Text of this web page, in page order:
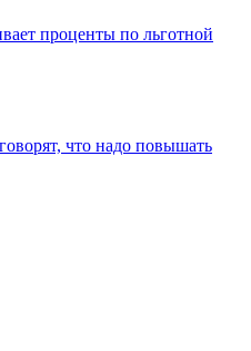
проценты по льготной
что надо повышать